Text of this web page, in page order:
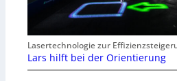
Lasertechnologie zur
Lars hilft bei der Orientierung